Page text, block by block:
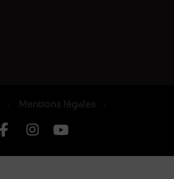
Mentions légales